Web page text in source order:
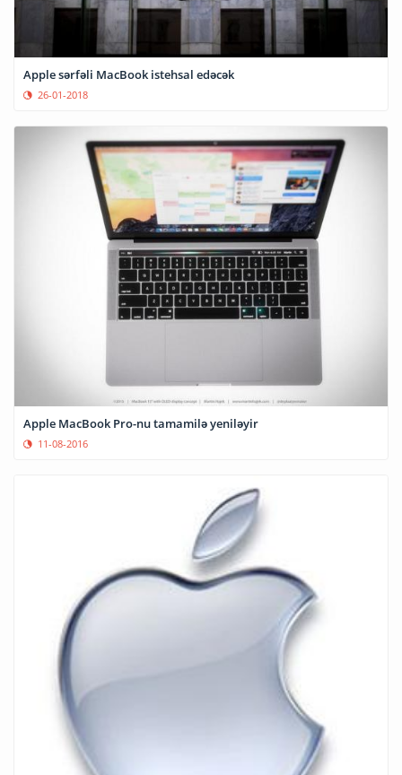
Apple sərfəli MacBook istehsal edəcək
26-01-2018
Apple MacBook Pro-nu tamamilə yeniləyir
11-08-2016